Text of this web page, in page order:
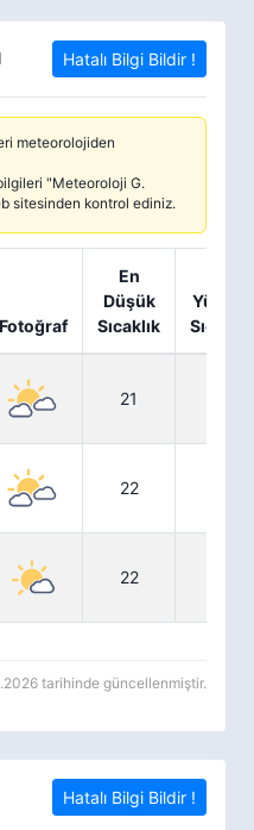
Hatalı Bilgi Bildir !
meteorolojiden
"Meteoroloji G.
sitesinden kontrol ediniz.
Fotoğraf
En
Düşük
Sıcaklık
Yüksek
Sıcaklık
21
22
22
tarihinde güncellenmiştir.
Hatalı Bilgi Bildir !